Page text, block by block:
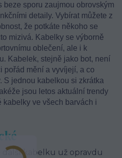
beze sporu zaujmou obrovským
detaily. Vybírat můžete z
že potkáte někoho se
mizivá. Kabelky se výborně
oblečení, ale i k
Kabelek, stejně jako bot, není
pořád mění a vyvíjejí, a co
S jednou kabelkou si zkrátka
jsou letos aktuální trendy
ve všech barvách i
další kabelku už opravdu